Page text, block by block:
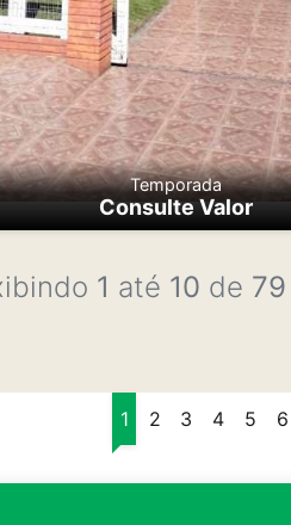
Temporada
Consulte Valor
1 até 10 de 79
1 2 3 4 5 6